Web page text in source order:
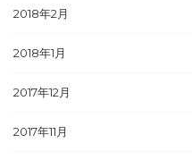
2018年2月
2018年1月
2017年12月
2017年11月